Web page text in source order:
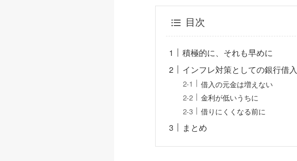
目次
積極的に、それも早めに
インフレ対策としての銀行借入
借入の元金は増えない
金利が低いうちに
借りにくくなる前に
まとめ